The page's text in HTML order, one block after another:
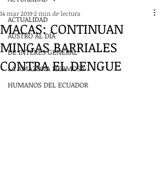
ACTUALIDAD
AUSTRO AL DÍA
DE INTERÉS GENERAL
LA AMAZONA HERMOSA
HUMANOS DEL ECUADOR
MACAS: CONTINUAN
MINGAS BARRIALES
CONTRA EL DENGUE
14 mar 20192 min de lectura